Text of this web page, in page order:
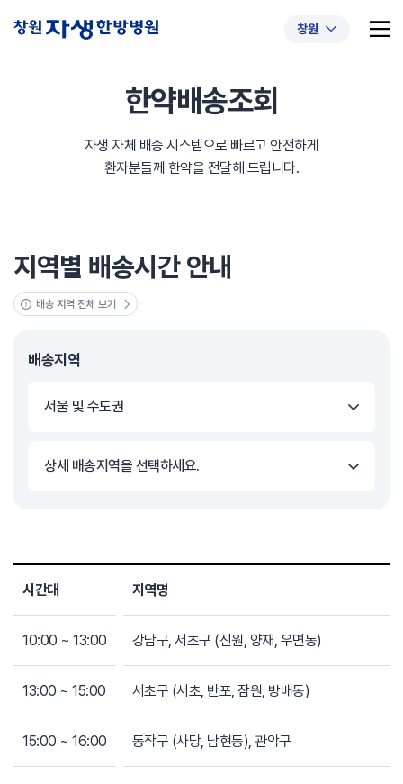
창원
#초음파약침 #척추압박골절
한약배송조회
자생 자체 배송 시스템으로 빠르고 안전하게
환자분들께 한약을 전달해 드립니다.
지역별 배송시간 안내
배송 지역 전체 보기
배송지역
서울 및 수도권
상세 배송지역을 선택하세요.
시간대 지역명
10:00 ~ 13:00 강남구, 서초구 (신원, 양재, 우면동)
13:00 ~ 15:00 서초구 (서초, 반포, 잠원, 방배동)
15:00 ~ 16:00 동작구 (사당, 남현동), 관악구